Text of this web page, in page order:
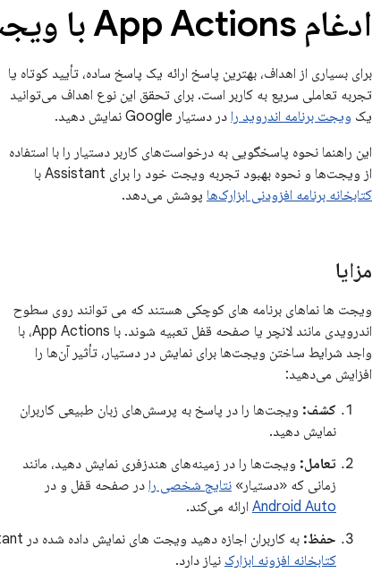
ادغام App Actions با ویجت های اندروید
برای بسیاری از اهداف، بهترین پاسخ ارائه یک پاسخ ساده، تأیید کوتاه یا
تجربه تعاملی سریع به کاربر است. برای تحقق این نوع اهداف می‌توانید
یک ویجت برنامه اندروید را در دستیار Google نمایش دهید.
این راهنما نحوه پاسخگویی به درخواست‌های کاربر دستیار را با استفاده
از ویجت‌ها و نحوه بهبود تجربه ویجت خود را برای Assistant با
کتابخانه برنامه افزودنی ابزارک‌ها پوشش می‌دهد.
مزایا
ویجت ها نماهای برنامه های کوچکی هستند که می توانند روی سطوح
اندرویدی مانند لانچر یا صفحه قفل تعبیه شوند. با App Actions، با
واجد شرایط ساختن ویجت‌ها برای نمایش در دستیار، تأثیر آن‌ها را
افزایش می‌دهید:
کشف: ویجت‌ها را در پاسخ به پرسش‌های زبان طبیعی کاربران
نمایش دهید.
تعامل: ویجت‌ها را در زمینه‌های هندزفری نمایش دهید، مانند
زمانی که «دستیار» نتایج شخصی را در صفحه قفل و در
Android Auto ارائه می‌کند.
حفظ: به کاربران اجازه دهید ویجت های نمایش داده شده در Assistant را به لانچر خود پین کنند. عملکرد پین کردن به
کتابخانه افزونه ابزارک نیاز دارد.